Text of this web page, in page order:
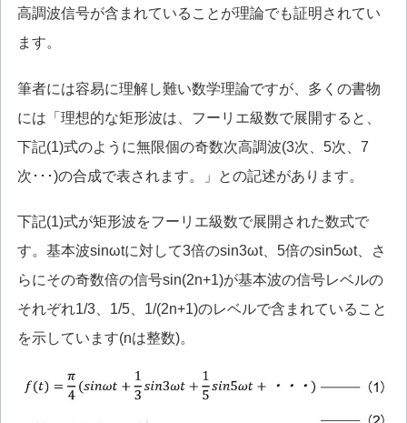
高調波信号が含まれていることが理論でも証明されてい
ます。
筆者には容易に理解し難い数学理論ですが、多くの書物
には「理想的な矩形波は、フーリエ級数で展開すると、
下記(1)式のように無限個の奇数次高調波(3次、5次、7
次･･･)の合成で表されます。」との記述があります。
下記(1)式が矩形波をフーリエ級数で展開された数式で
す。基本波sinωtに対して3倍のsin3ωt、5倍のsin5ωt、さ
らにその奇数倍の信号sin(2n+1)が基本波の信号レベルの
それぞれ1/3、1/5、1/(2n+1)のレベルで含まれていること
を示しています(nは整数)。